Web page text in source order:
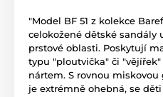
"Model BF 51 z kolekce
celokožené dětské sandály
prstové oblasti. Poskytují
typu "ploutvička" či
nártem. S rovnou
je extrémně ohebná, se